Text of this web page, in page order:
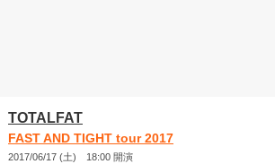
TOTALFAT
FAST AND TIGHT tour 2017
2017/06/17 (土) 18:00 開演